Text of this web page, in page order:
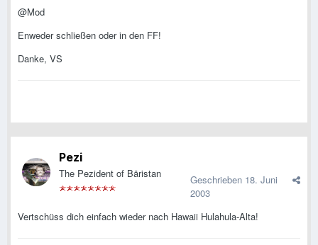
@Mod
Enweder schließen oder in den FF!
Danke, VS
Pezi
The Pezident of Bäristan Geschrieben 18. Juni
2003
Vertschüss dich einfach wieder nach Hawaii Hulahula-Alta!